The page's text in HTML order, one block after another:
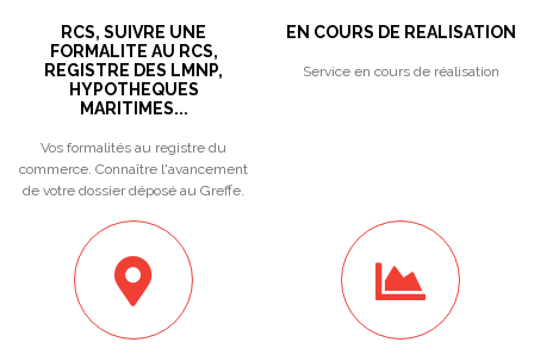
RCS, SUIVRE UNE
FORMALITE AU RCS,
REGISTRE DES LMNP,
HYPOTHEQUES
MARITIMES...
Vos formalités au registre du
commerce. Connaître l'avancement
de votre dossier déposé au Greffe.
EN COURS DE REALISATION
Service en cours de réalisation